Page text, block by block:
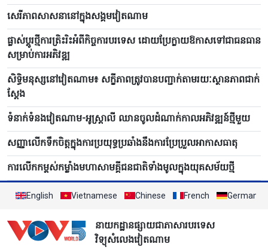
សេរីភាពសាសនានៅក្នុងសង្គមវៀតណាម
ផ្លាស់ប្ដូរថ្មីការត្រិះរិះអំពីកិច្ចការបរទេស ដោយប្រែក្លាយឱកាសទៅជាធនធាន
សម្រាប់ការអភិវឌ្ឍ
សិទ្ធិមនុស្សនៅវៀតណាម៖ សក្ខីភាពត្រូវបានបញ្ជាក់តាមរយៈស្ថានភាពជាក់
ស្តែង
ទំនាក់ទំនងវៀតណាម-អូស្ត្រាលី ឈាន​ចូលដំណាក់កាលអភិវឌ្ឍន៍ថ្មីមួយ
សញ្ញាលើកទឹកចិត្តក្នុងការប្រយុទ្ធប្រឆាំងនឹងការប្រែប្រួលអាកាសធាតុ
ការលើកកម្ពស់កម្លាំងមហាសាមគ្គីជនជាតិទាំងមូលក្នុងយុគសម័យថ្មី
English Vietnamese Chinese French German
នាយកដ្ឋានផ្សាយជាភាសារបរទេស
វិទ្យុសំលេងវៀតណាម